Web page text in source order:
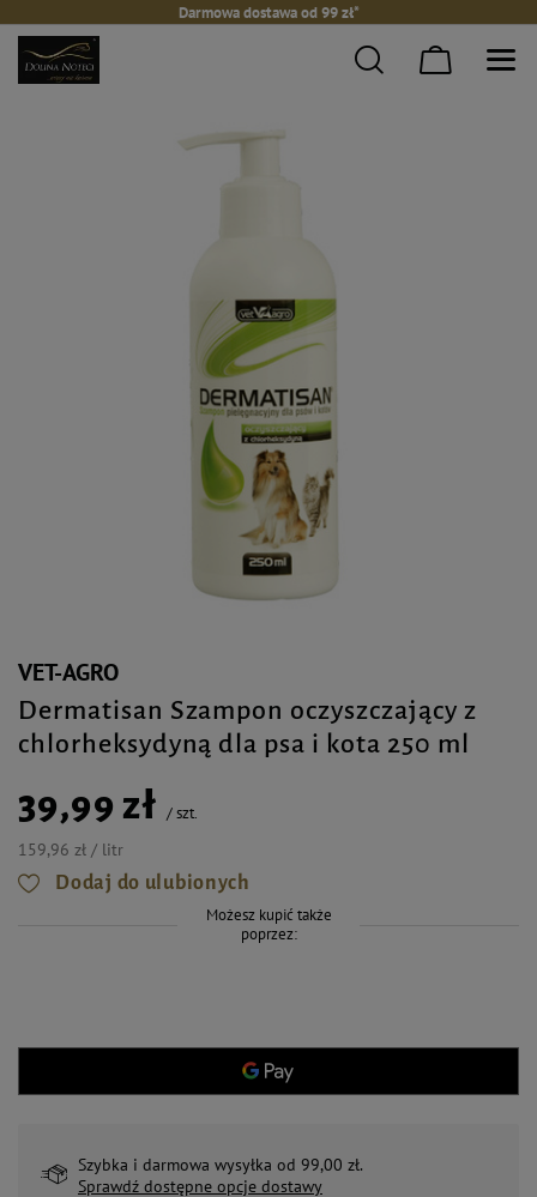
Darmowa dostawa od 99 zł*
VET-AGRO
Dermatisan Szampon oczyszczający z
chlorheksydyną dla psa i kota 250 ml
39,99 zł /szt.
159,96 zł / litr
Dodaj do ulubionych
Możesz kupić także
poprzez:
Szybka i darmowa wysyłka od 99,00 zł.
Sprawdź dostępne opcje dostawy